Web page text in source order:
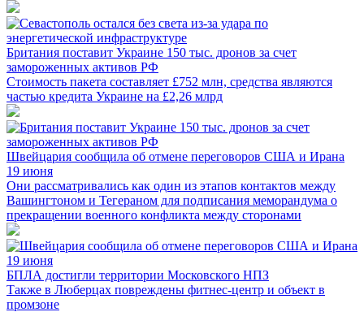
Британия поставит Украине 150 тыс. дронов за счет
замороженных активов РФ
Стоимость пакета составляет £752 млн, средства являются
частью кредита Украине на £2,26 млрд
Швейцария сообщила об отмене переговоров США и Ирана
19 июня
Они рассматривались как один из этапов контактов между
Вашингтоном и Тегераном для подписания меморандума о
прекращении военного конфликта между сторонами
БПЛА достигли территории Московского НПЗ
Также в Люберцах повреждены фитнес-центр и объект в
промзоне